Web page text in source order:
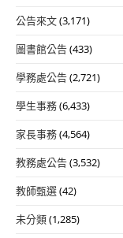
公告來文(3,171)
圖書館公告(433)
學務處公告(2,721)
學生事務(6,433)
家長事務(4,564)
教務處公告(3,532)
教師甄選(42)
未分類(1,285)